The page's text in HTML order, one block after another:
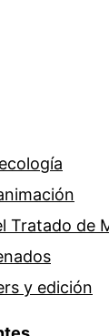
Tratado de
y edición